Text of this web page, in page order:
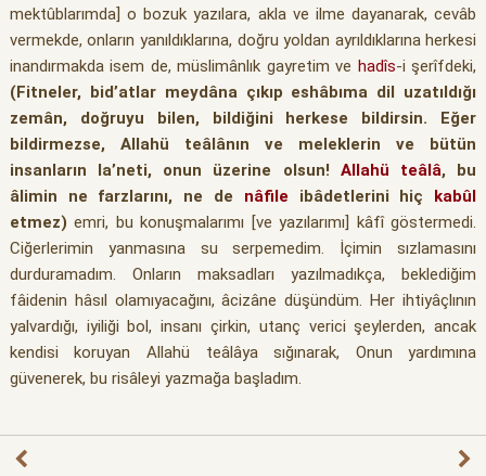
mektûblarımda] o bozuk yazılara, akla ve ilme dayanarak, cevâb
vermekde, onların yanıldıklarına, doğru yoldan ayrıldıklarına herkesi
inandırmakda isem de, müslimânlık gayretim ve hadîs-i şerîfdeki,
(Fitneler, bid’atlar meydâna çıkıp eshâbıma dil uzatıldığı
zemân, doğruyu bilen, bildiğini herkese bildirsin. Eğer
bildirmezse, Allahü teâlânın ve meleklerin ve bütün
insanların la’neti, onun üzerine olsun! Allahü teâlâ, bu
âlimin ne farzlarını, ne de nâfile ibâdetlerini hiç
kabûl
etmez)emri, bu konuşmalarımı [ve yazılarımı] kâfî göstermedi.
Ciğerlerimin yanmasına su serpemedim. İçimin sızlamasını
durduramadım. Onların maksadları yazılmadıkça, beklediğim
fâidenin hâsıl olamıyacağını, âcizâne düşündüm. Her ihtiyâçlının
yalvardığı, iyiliği bol, insanı çirkin, utanç verici şeylerden, ancak
kendisi koruyan Allahü teâlâya sığınarak, Onun yardımına
güvenerek, bu risâleyi yazmağa başladım.